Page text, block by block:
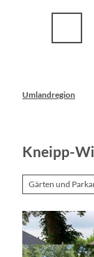
Umlandregion
Kneipp-
Gärten und